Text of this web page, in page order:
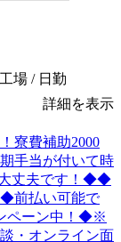
場 / 日勤
詳細を表示